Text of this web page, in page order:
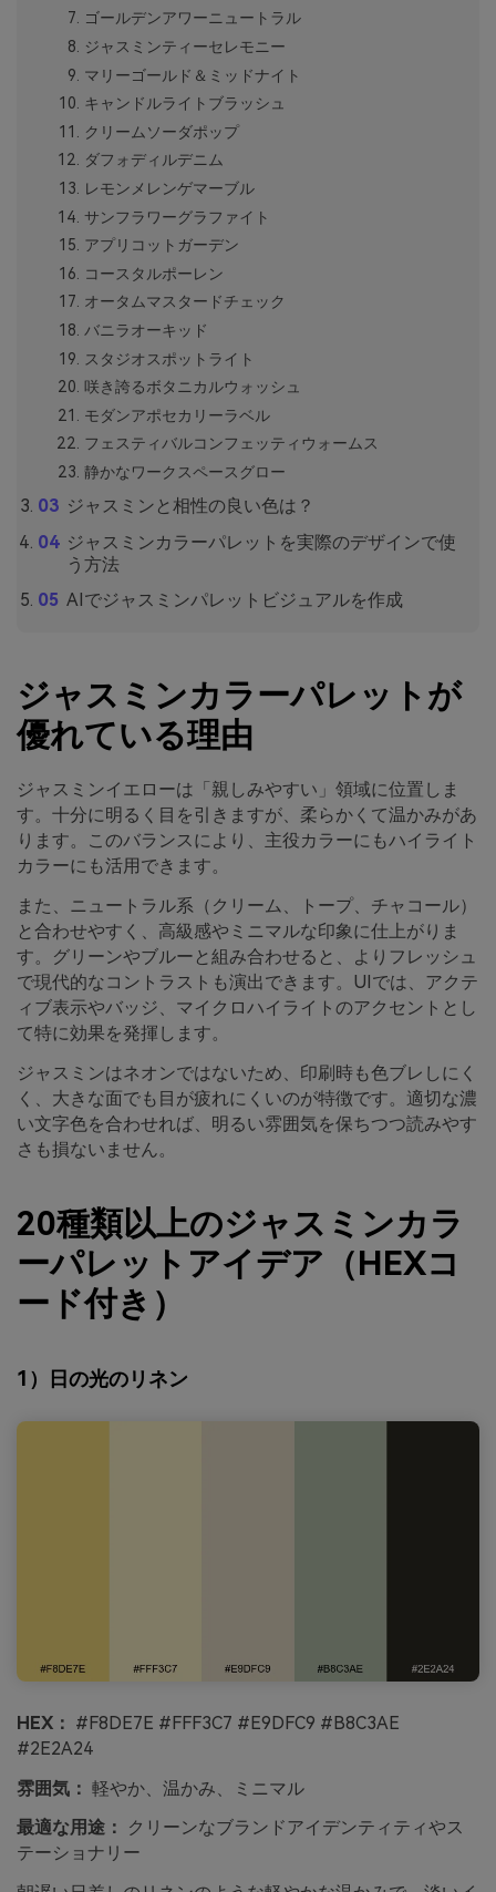
ゴールデンアワーニュートラル
ジャスミンティーセレモニー
マリーゴールド＆ミッドナイト
キャンドルライトブラッシュ
クリームソーダポップ
ダフォディルデニム
レモンメレンゲマーブル
サンフラワーグラファイト
アプリコットガーデン
コースタルポーレン
オータムマスタードチェック
バニラオーキッド
スタジオスポットライト
咲き誇るボタニカルウォッシュ
モダンアポセカリーラベル
フェスティバルコンフェッティウォームス
静かなワークスペースグロー
ジャスミンと相性の良い色は？
ジャスミンカラーパレットを実際のデザインで使
う方法
AIでジャスミンパレットビジュアルを作成
ジャスミンカラーパレットが
優れている理由
ジャスミンイエローは「親しみやすい」領域に位置しま
す。十分に明るく目を引きますが、柔らかくて温かみがあ
ります。このバランスにより、主役カラーにもハイライト
カラーにも活用できます。
また、ニュートラル系（クリーム、トープ、チャコール）
と合わせやすく、高級感やミニマルな印象に仕上がりま
す。グリーンやブルーと組み合わせると、よりフレッシュ
で現代的なコントラストも演出できます。UIでは、アクテ
ィブ表示やバッジ、マイクロハイライトのアクセントとし
て特に効果を発揮します。
ジャスミンはネオンではないため、印刷時も色ブレしにく
く、大きな面でも目が疲れにくいのが特徴です。適切な濃
い文字色を合わせれば、明るい雰囲気を保ちつつ読みやす
さも損ないません。
20種類以上のジャスミンカラ
ーパレットアイデア（HEXコ
ード付き）
1）日の光のリネン
HEX： #F8DE7E #FFF3C7 #E9DFC9 #B8C3AE
#2E2A24
雰囲気： 軽やか、温かみ、ミニマル
最適な用途：
クリーンなブランドアイデンティティやス
テーショナリー